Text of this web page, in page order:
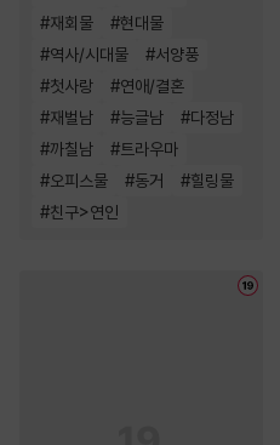
#재회물 #현대물
#역사/시대물 #서양풍
#첫사랑 #연애/결혼
#재벌남 #능글남 #다정남
#까칠남 #트라우마
#오피스물 #동거 #힐링물
#친구>연인